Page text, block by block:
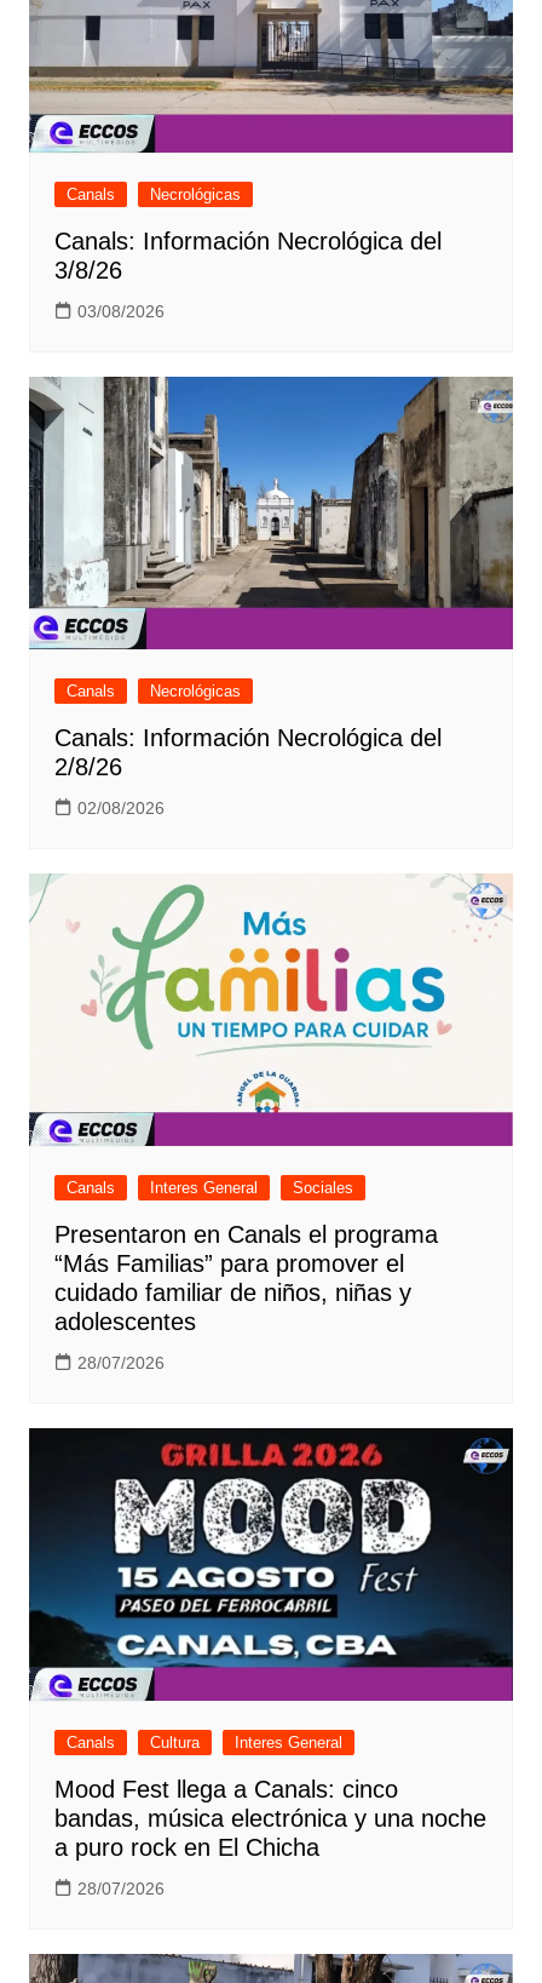
Canals Necrológicas
Canals: Información Necrológica del
3/8/26
03/08/2026
Canals Necrológicas
Canals: Información Necrológica del
2/8/26
02/08/2026
Canals Interes General Sociales
Presentaron en Canals el programa
“Más Familias” para promover el
cuidado familiar de niños, niñas y
adolescentes
28/07/2026
Canals Cultura Interes General
Mood Fest llega a Canals: cinco
bandas, música electrónica y una noche
a puro rock en El Chicha
28/07/2026